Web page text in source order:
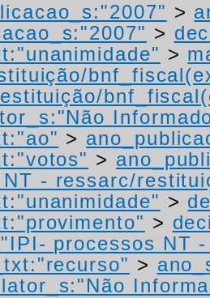
>
>
>
>
>
NT - ressarc/
>
>
processos NT
>